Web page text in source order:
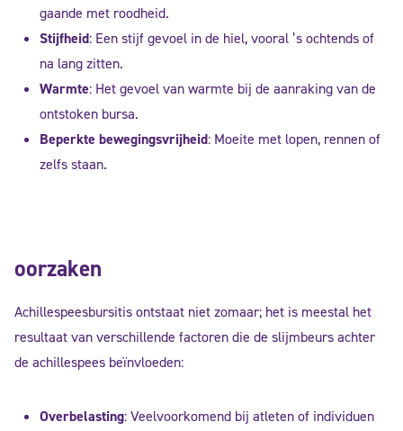
gaande met roodheid.
Stijfheid: Een stijf gevoel in de hiel, vooral ’s ochtends of
na lang zitten.
Warmte: Het gevoel van warmte bij de aanraking van de
ontstoken bursa.
Beperkte bewegingsvrijheid: Moeite met lopen, rennen of
zelfs staan.
oorzaken
Achillespeesbursitis ontstaat niet zomaar; het is meestal het
resultaat van verschillende factoren die de slijmbeurs achter
de achillespees beïnvloeden:
Overbelasting: Veelvoorkomend bij atleten of individuen